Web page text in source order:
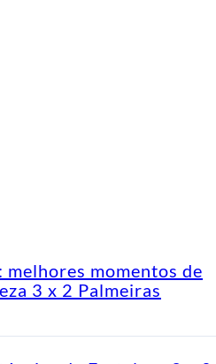
melhores momentos de
3 x 2 Palmeiras